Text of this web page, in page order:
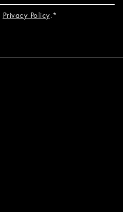
Privacy Policy.